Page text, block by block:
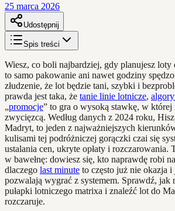
25 marca 2026
Udostępnij
Spis treści
Wiesz, co boli najbardziej, gdy planujesz
to samo pakowanie ani nawet godziny
złudzenie, że lot będzie tani, szybki i
prawda jest taka, że tanie linie lotnicze,
„promocje” to gra o wysoką stawkę, w której
zwycięzcą. Według danych z 2024 roku,
Madryt, to jeden z najważniejszych
kulisami tej podróżniczej gorączki czai się
ustalania cen, ukryte opłaty i rozczarowania.
w bawełnę: dowiesz się, kto naprawdę robi
dlaczego last minute to często już nie okazja i
pozwalają wygrać z systemem. Sprawdź, jak
pułapki lotniczego matrixa i znaleźć lot do
rozczaruje.